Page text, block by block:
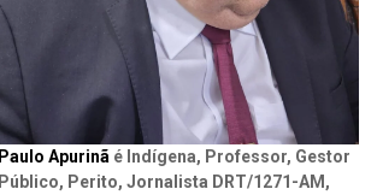
Paulo Apurinã é Indígena, Professor, Gestor
Público, Perito, Jornalista DRT/1271-AM,